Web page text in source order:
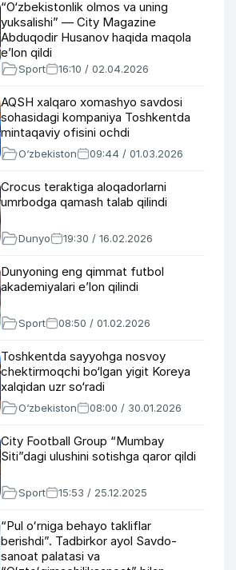
“O‘zbekistonlik olmos va uning
yuksalishi” — City Magazine
Abduqodir Husanov haqida maqola
e’lon qildi
Sport 16:10 / 02.04.2026
AQSH xalqaro xomashyo savdosi
sohasidagi kompaniya Toshkentda
mintaqaviy ofisini ochdi
O‘zbekiston 09:44 / 01.03.2026
Crocus teraktiga aloqadorlarni
umrbodga qamash talab qilindi
Dunyo 19:30 / 16.02.2026
Dunyoning eng qimmat futbol
akademiyalari e’lon qilindi
Sport 08:50 / 01.02.2026
Toshkentda sayyohga nosvoy
chektirmoqchi bo‘lgan yigit Koreya
xalqidan uzr so‘radi
O‘zbekiston 08:00 / 30.01.2026
City Football Group “Mumbay
Siti”dagi ulushini sotishga qaror qildi
Sport 15:53 / 25.12.2025
“Pul oʻrniga behayo takliflar
berishdi”. Tadbirkor ayol Savdo-
sanoat palatasi va